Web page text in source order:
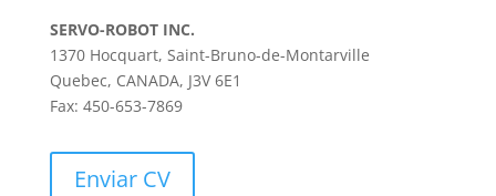
SERVO-ROBOT INC.
1370 Hocquart, Saint-Bruno-de-Montarville
Quebec, CANADA, J3V 6E1
Fax: 450-653-7869
Enviar CV